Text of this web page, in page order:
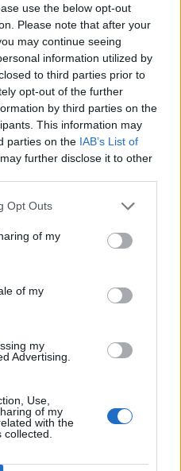
use the below opt-out
Please note that after your
may continue seeing
information utilized by
to third parties prior to
opt-out of the further
by third parties on the
This information may
parties on the IAB’s List of
further disclose it to other
Opt Outs
of my
of my
my
Advertising.
Use,
of my
with the
δολάρια το Brent-Μέχρι
στο diesel